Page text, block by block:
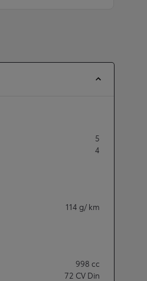
5
4
114 g/ km
998 cc
72 CV Din